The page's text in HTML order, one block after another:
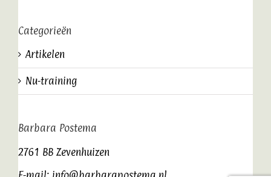
Categorieën
Artikelen
Nu-training
Barbara Postema
2761 BB Zevenhuizen